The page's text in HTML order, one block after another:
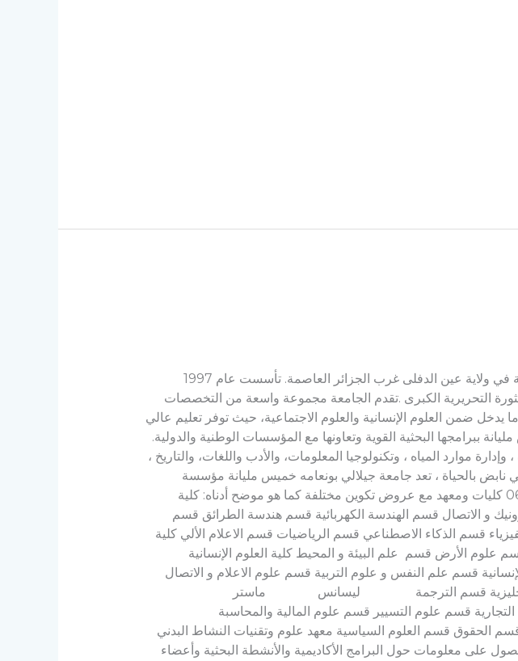
جامعة جيلالي بونعامه خميس مليانة هي جامعة حكومية تقع في مدينة خميس مليانة في ولاية عين الدفلى غرب الجزائر العاصمة. تأسست عام 1997
التحريرية الكبرى .تقدم الجامعة مجموعة واسعة من التخصصات
يدخل ضمن العلوم الإنسانية والعلوم الاجتماعية، حيث توفر تعليم عالي
ببرامجها البحثية القوية وتعاونها مع المؤسسات الوطنية والدولية.
موارد المياه ، وتكنولوجيا المعلومات، والأدب واللغات، والتاريخ ،
نابض بالحياة ، تعد جامعة جيلالي بونعامه خميس مليانة مؤسسة
ديناميكية ومرحبة ملتزمة بالتميز في التدريس والبحث وخدمة المجتمع. وهي تضم 06 كليات ومعهد مع عروض تكوين مختلفة كما هو موضح أدناه: كلية
و الاتصال قسم الهندسة الكهربائية قسم هندسة الطرائق قسم
قسم الذكاء الاصطناعي قسم الرياضيات قسم الاعلام الألي كلية
علوم الأرض قسم علم البيئة و المحيط كلية العلوم الإنسانية
قسم علم النفس و علوم التربية قسم علوم الاعلام و الاتصال
قسم اللغة الإنجليزية قسم الترجمة ليسانس ماستر
التجارية قسم علوم التسيير قسم علوم المالية والمحاسبة
العلوم السياسية معهد علوم وتقنيات النشاط البدني
على معلومات حول البرامج الأكاديمية والأنشطة البحثية وأعضاء